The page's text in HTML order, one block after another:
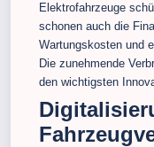
Elektrofahrzeuge
schonen auch die
Wartungskosten und
Die zunehmende
den wichtigsten